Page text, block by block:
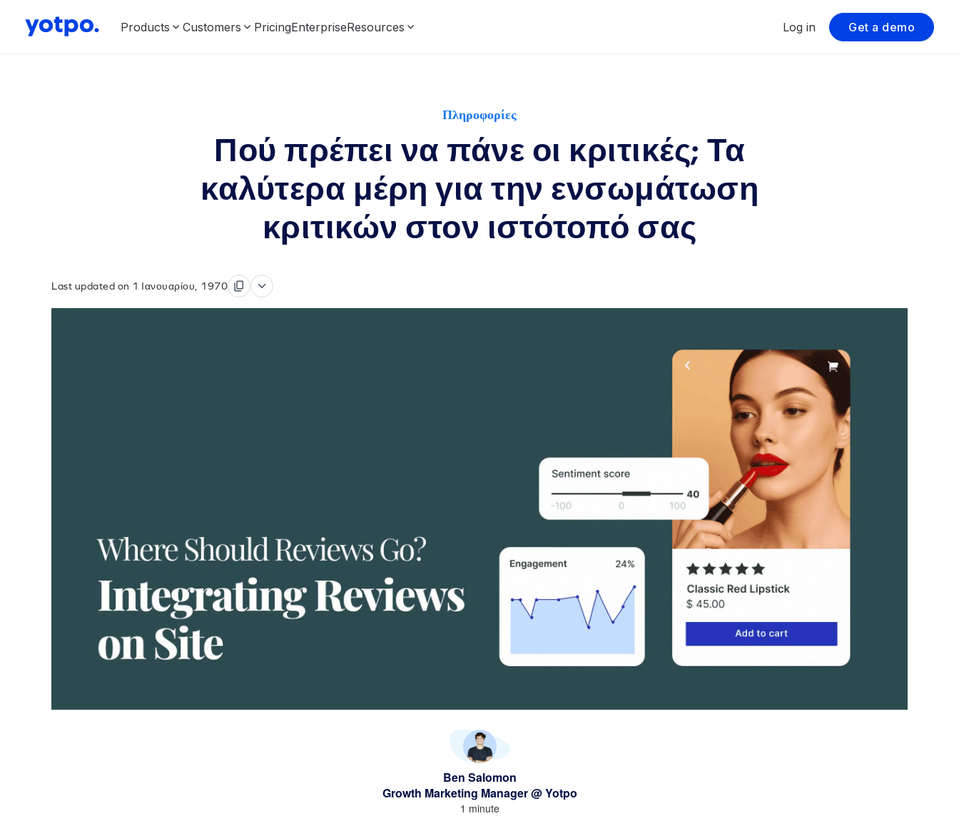
Products Customers PricingEnterpriseResources Log in Get a demo
Πληροφορίες
Πού πρέπει να πάνε οι κριτικές; Τα
καλύτερα μέρη για την ενσωμάτωση
κριτικών στον ιστότοπό σας
Last updated on 1 Ιανουαρίου, 1970
Ben Salomon
Growth Marketing Manager @ Yotpo
1 minute